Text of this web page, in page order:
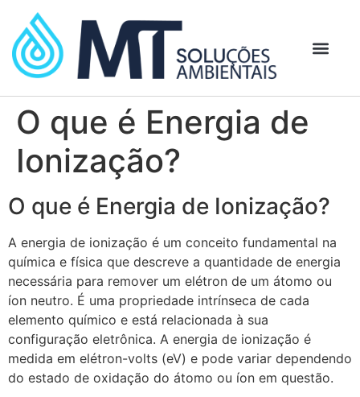
O que é Energia de
Ionização?
O que é Energia de Ionização?
A energia de ionização é um conceito fundamental na
química e física que descreve a quantidade de energia
necessária para remover um elétron de um átomo ou
íon neutro. É uma propriedade intrínseca de cada
elemento químico e está relacionada à sua
configuração eletrônica. A energia de ionização é
medida em elétron-volts (eV) e pode variar dependendo
do estado de oxidação do átomo ou íon em questão.